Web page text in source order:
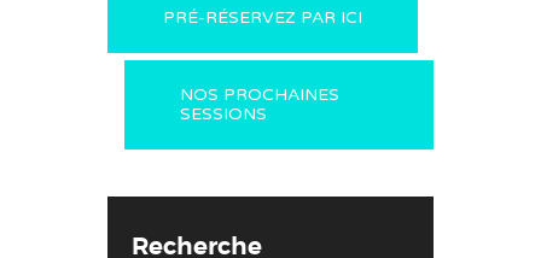
PRÉ-RÉSERVEZ PAR ICI
NOS PROCHAINES
SESSIONS
Recherche